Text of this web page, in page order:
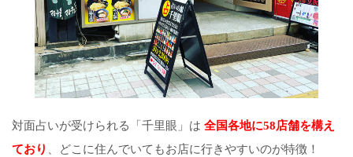
対面占いが受けられる「千里眼」は 全国各地に58店舗を構え
ており 、どこに住んでいてもお店に行きやすいのが特徴！